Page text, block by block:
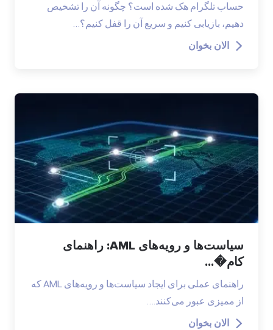
حساب تلگرام هک شده است؟ چگونه آن را تشخیص
دهیم، بازیابی کنیم و سریع آن را قفل کنیم؟…
الان بخوان
سیاست‌ها و رویه‌های AML: راهنمای
کام�...
راهنمای عملی برای ایجاد سیاست‌ها و رویه‌های AML که
از ممیزی عبور می‌کنند.…
الان بخوان